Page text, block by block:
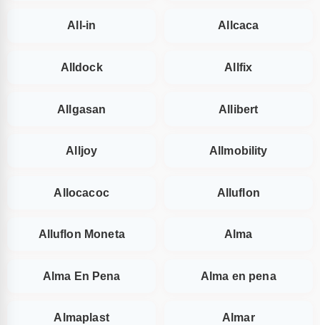
All-in Allcaca
Alldock Allfix
Allgasan Allibert
Alljoy Allmobility
Allocacoc Alluflon
Alluflon Moneta Alma
Alma En Pena Alma en pena
Almaplast Almar